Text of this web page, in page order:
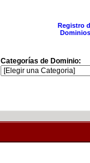
Registro
Categorías de Dominio: